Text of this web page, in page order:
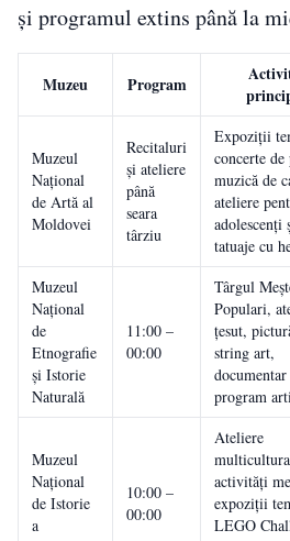
și programul extins până la
Muzeu Program
Muzeul
Național
de Artă al
Moldovei
Recitaluri
și ateliere
până
seara
târziu
Expoziții
concerte
muzică de
ateliere
adolescenți
tatuaje cu
Muzeul
Național
de
Etnografie
și Istorie
Naturală
11:00 –
00:00
Târgul
Populari,
țesut,
string art,
program
Muzeul
Național
de Istorie
a
10:00 –
00:00
Ateliere
activități
expoziții
LEGO